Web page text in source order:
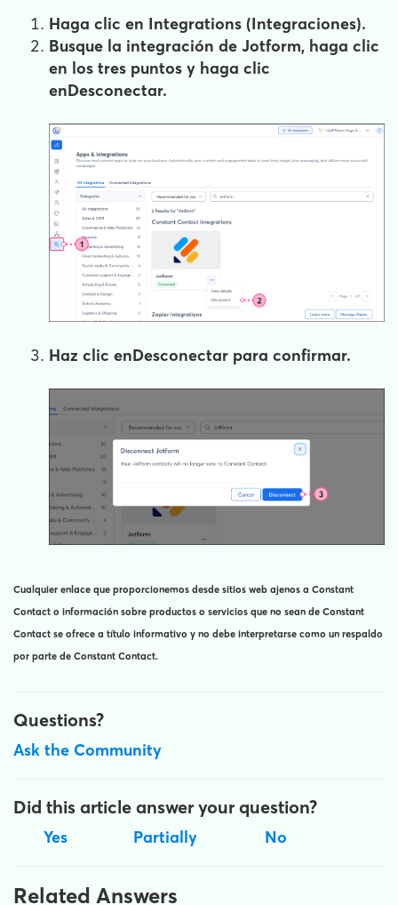
Haga clic en Integrations (Integraciones).
Busque la integración de Jotform, haga clic
en los tres puntos y haga clic
enDesconectar.
Haz clic enDesconectar para confirmar.
Cualquier enlace que proporcionemos desde sitios web ajenos a Constant
Contact o información sobre productos o servicios que no sean de Constant
Contact se ofrece a título informativo y no debe interpretarse como un respaldo
por parte de Constant Contact.
Questions?
Ask the Community
Did this article answer your question?
Yes Partially No
Related Answers